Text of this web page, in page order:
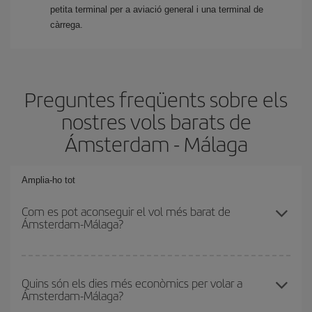
petita terminal per a aviació general i una terminal de
càrrega.
Preguntes freqüents sobre els
nostres vols barats de
Ámsterdam - Málaga
Amplia-ho tot
Com es pot aconseguir el vol més barat de
Ámsterdam-Málaga?
Málaga-dest i obtenir el vol més barat. Per aconseguir-ho, cal
evitar les temporades altes, comprar amb antelació i tenir
Quins són els dies més econòmics per volar a
Ámsterdam-Málaga?